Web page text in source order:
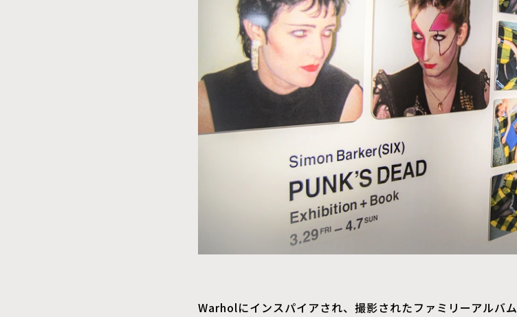
Warholにインスパイアされ、撮影されたファミリーアルバム